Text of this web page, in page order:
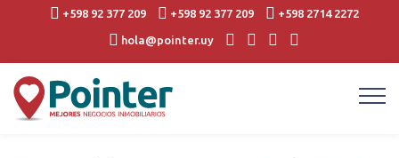
+598 92 377 209 +598 92 377 209 +598 2714 2272
hola@pointer.uy